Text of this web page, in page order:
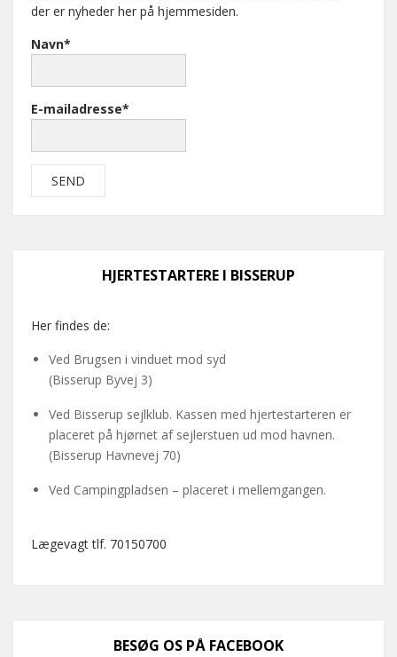
der er nyheder her på hjemmesiden.
Navn*
E-mailadresse*
HJERTESTARTERE I BISSERUP
Her findes de:
Ved Brugsen i vinduet mod syd
(Bisserup Byvej 3)
Ved Bisserup sejlklub. Kassen med hjertestarteren er
placeret på hjørnet af sejlerstuen ud mod havnen.
(Bisserup Havnevej 70)
Ved Campingpladsen – placeret i mellemgangen.
Lægevagt tlf. 70150700
BESØG OS PÅ FACEBOOK